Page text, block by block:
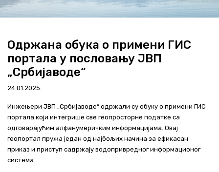
ВИС
Програми и извештаји
Контакт
+381 11 311 94 00 office@srbijavode.rs
Одржана обука о примени ГИС
портала у пословању ЈВП
„Србијаводе“
24.01.2025.
Инжењери ЈВП „Србијаводе“ одржали су обуку о примени ГИС
портала који интегрише све геопросторне податке са
одговарајућим алфанумеричким информацијама. Овај
геопортал пружа један од најбољих начина за ефикасан
приказ и приступ садржају водопривредног информационог
система.